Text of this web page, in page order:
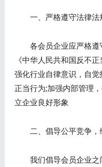
一、严格遵守法律法
各会员企业应严格遵
《中华人民共和国反不
强化行业自律意识，自
正当行为;加强内部管理
立企业良好形象
二、倡导公平竞争，
我们倡导会员企业之